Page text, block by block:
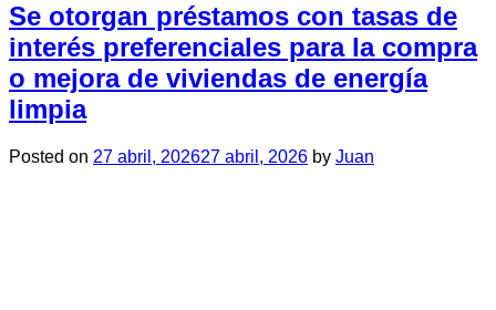
Se otorgan préstamos con tasas de
interés preferenciales para la compra
o mejora de viviendas de energía
limpia
Posted on 27 abril, 202627 abril, 2026 by Juan